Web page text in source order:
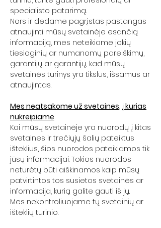
specialisto patarimą.
Nors ir dedame pagrįstas pastangas
atnaujinti mūsų svetainėje esančią
informaciją, mes neteikiame jokių
tiesioginių ar numanomų pareiškimų,
garantijų ar garantijų, kad mūsų
svetainės turinys yra tikslus, išsamus ar
atnaujintas.
Mes neatsakome už svetaines, į kurias
nukreipiame
Kai mūsų svetainėje yra nuorodų į kitas
svetaines ir trečiųjų šalių pateiktus
išteklius, šios nuorodos pateikiamos tik
jūsų informacijai. Tokios nuorodos
neturėtų būti aiškinamos kaip mūsų
patvirtintos tos susietos svetainės ar
informacija, kurią galite gauti iš jų.
Mes nekontroliuojame tų svetainių ar
išteklių turinio.